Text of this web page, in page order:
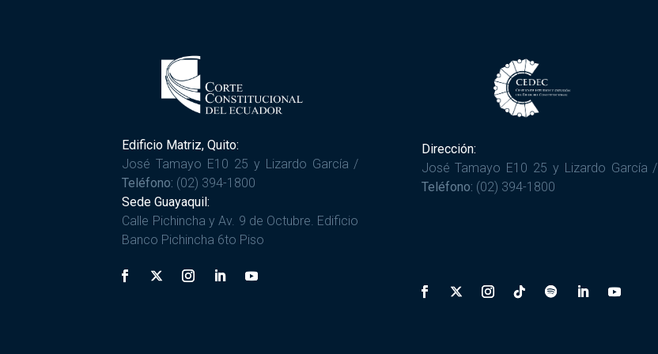
Edificio Matriz, Quito:
José Tamayo E10 25 y Lizardo García /
Teléfono: (02) 394-1800
Sede Guayaquil:
Calle Pichincha y Av. 9 de Octubre. Edificio
Banco Pichincha 6to Piso
Dirección:
José Tamayo E10 25 y Lizardo García /
Teléfono: (02) 394-1800